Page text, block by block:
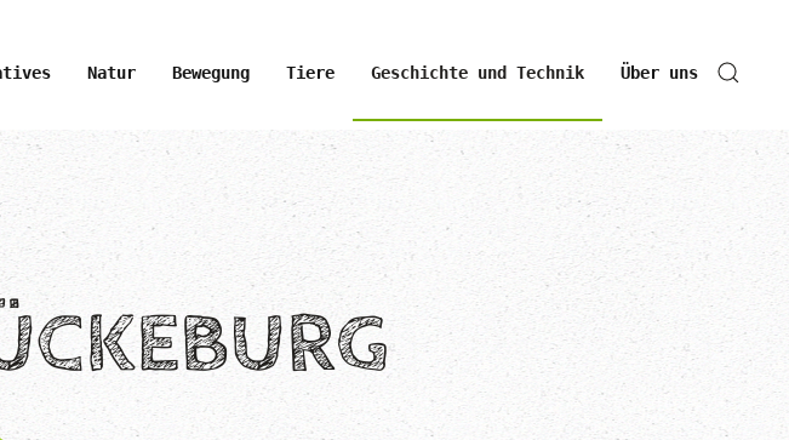
Natur Bewegung Tiere Geschichte und Technik Über uns